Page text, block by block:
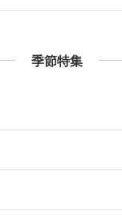
季節特集